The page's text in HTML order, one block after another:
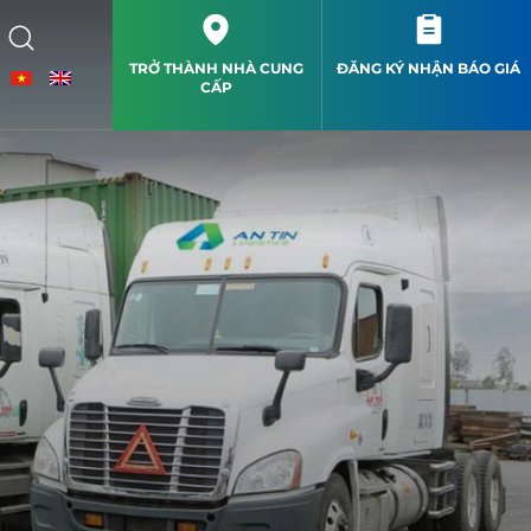
TRỞ THÀNH NHÀ CUNG
CẤP
ĐĂNG KÝ NHẬN BÁO GIÁ